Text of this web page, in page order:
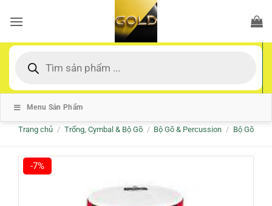
qua
dung
kiếm
Menu Sản Phẩm
Trang chủ / Trống, Cymbal & Bộ Gõ / Bộ Gõ & Percussion / Bộ Gõ
-7%